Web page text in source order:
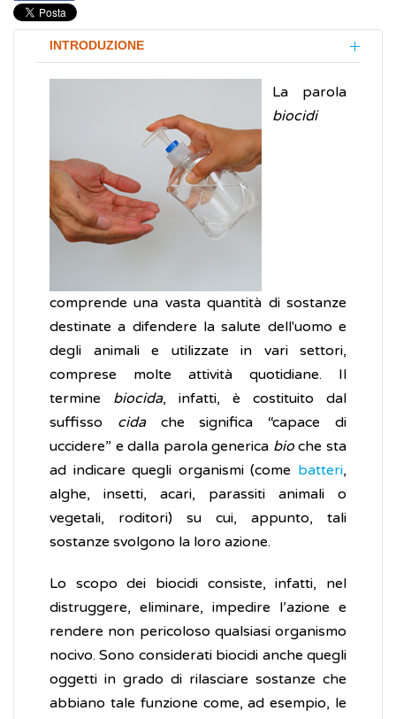
INTRODUZIONE
La parola
biocidi
comprende una vasta quantità di sostanze
destinate a difendere la salute dell'uomo e
degli animali e utilizzate in vari settori,
comprese molte attività quotidiane. Il
termine biocida, infatti, è costituito dal
suffisso cidache significa “capace di
uccidere” e dalla parola generica bioche sta
ad indicare quegli organismi (come batteri,
alghe, insetti, acari, parassiti animali o
vegetali, roditori) su cui, appunto, tali
sostanze svolgono la loro azione.
Lo scopo dei biocidi consiste, infatti, nel
distruggere, eliminare, impedire l’azione e
rendere non pericoloso qualsiasi organismo
nocivo. Sono considerati biocidi anche quegli
oggetti in grado di rilasciare sostanze che
abbiano tale funzione come, ad esempio, le